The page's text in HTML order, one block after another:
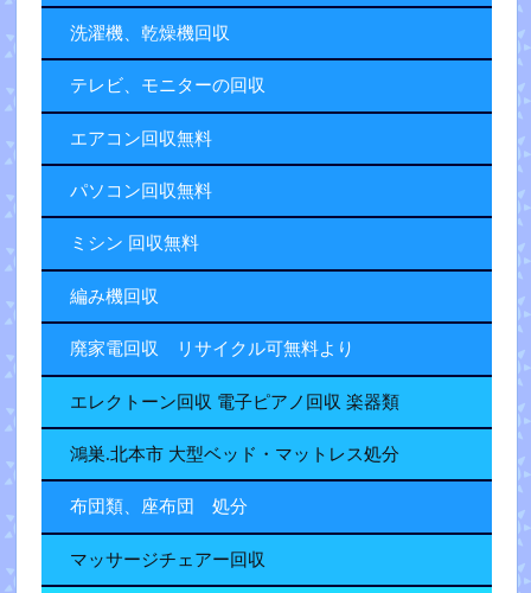
洗濯機、乾燥機回収
テレビ、モニターの回収
エアコン回収無料
パソコン回収無料
ミシン 回収無料
編み機回収
廃家電回収 リサイクル可無料より
エレクトーン回収 電子ピアノ回収 楽器類
鴻巣.北本市 大型ベッド・マットレス処分
布団類、座布団 処分
マッサージチェアー回収